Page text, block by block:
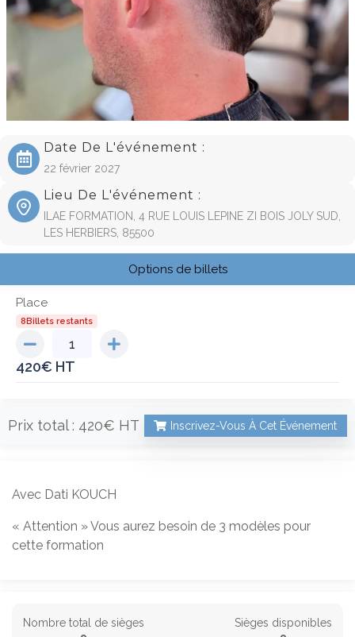
Date De L'événement :
22 février 2027
Lieu De L'événement :
ILAE FORMATION, 4 RUE LOUIS LEPINE ZI BOIS JOLY SUD,
LES HERBIERS, 85500
Options de billets
Place
8Billets restants
420€
Prix total : 420€ Inscrivez-Vous À Cet Événement
Avec Dati KOUCH
« Attention » Vous aurez besoin de 3 modèles pour
cette formation
Nombre total de sièges
Sièges disponibles